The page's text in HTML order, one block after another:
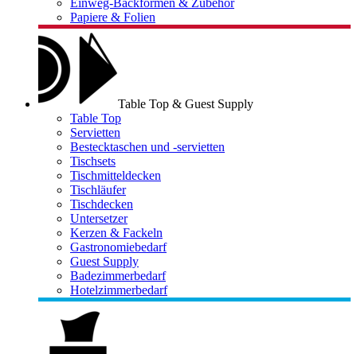
Einweg-Backformen & Zubehör
Papiere & Folien
Table Top & Guest Supply
Table Top
Servietten
Bestecktaschen und -servietten
Tischsets
Tischmitteldecken
Tischläufer
Tischdecken
Untersetzer
Kerzen & Fackeln
Gastronomiebedarf
Guest Supply
Badezimmerbedarf
Hotelzimmerbedarf